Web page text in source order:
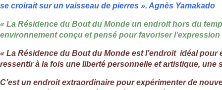
se croirait sur un vaisseau de pierres ». Agnès Yamakado
« La Résidence du Bout du Monde un endroit hors du
environnement conçu et pensé pour favoriser
« La Résidence du Bout du Monde est l’endroit idéal
ressentir à la fois une liberté personnelle et artistique, une
C’est un endroit extraordinaire pour expérimenter de